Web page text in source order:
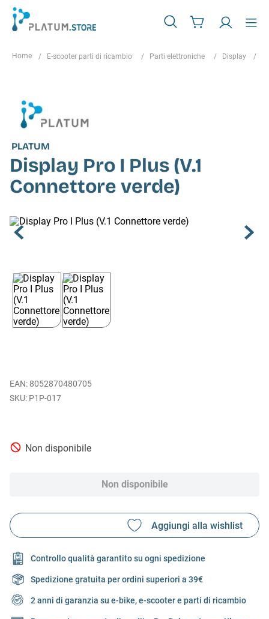
E-scooter parti di ricambio Parti elettroniche Display
PLATUM
Display Pro I Plus (V.1
Connettore verde)
EAN: 8052870480705
P1P-017
Non disponibile
Non disponibile
Controllo qualità garantito su ogni spedizione
Spedizione gratuita per ordini superiori a 39€
2 anni di garanzia su e-bike, e-scooter e parti di ricambio